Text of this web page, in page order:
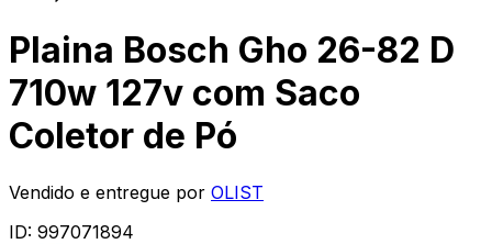
Plaina Bosch Gho 26-82 D
710w 127v com Saco
Coletor de Pó
Vendido e entregue por OLIST
ID: 997071894